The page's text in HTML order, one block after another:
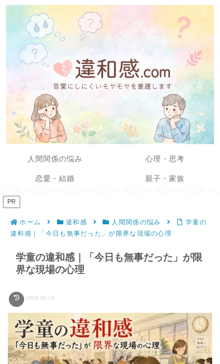
人間関係の悩み 心理・思考
恋愛・結婚 親子・家族
PR
ホーム 違和感 人間関係の悩み
学童の
違和感｜「今日も無事だった」が限界な現場の心理
学童の違和感｜「今日も無事だった」が限
界な現場の心理
2026.05.10